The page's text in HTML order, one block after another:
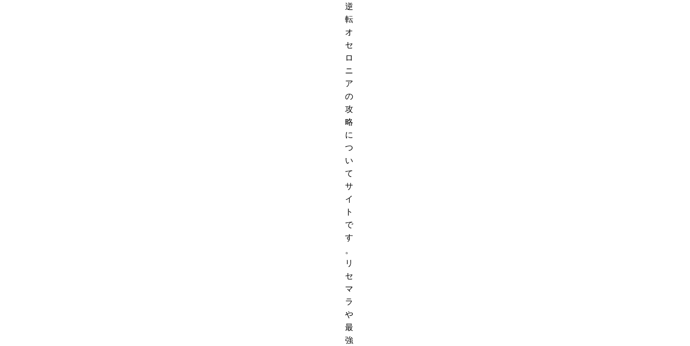
逆
転
オ
セ
ロ
ニ
ア
の
攻
略
に
つ
い
て
サ
イ
ト
で
す
。
リ
セ
マ
ラ
や
最
強